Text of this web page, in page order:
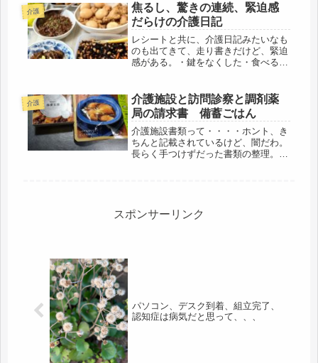
介護
焦るし、驚きの連続、緊迫感
だらけの介護日記
レシートと共に、介護日記みたいなも
のも出てきて、走り書きだけど、緊迫
感がある。・鍵をなくした・食べるも
けたまま床で寝ていた・下着がない・
トースターが壊れた・送ってくれた化
粧...
介護
介護施設と訪問診察と調剤薬
局の請求書 備蓄ごはん
介護施設書類って・・・・ホント、き
ちんと記載されているけど、闇だわ。
長らく手つけずだった書類の整理。最
了。メ...
スポンサーリンク
パソコン、デスク到着、組立完了、
認知症は病気だと思って、、、